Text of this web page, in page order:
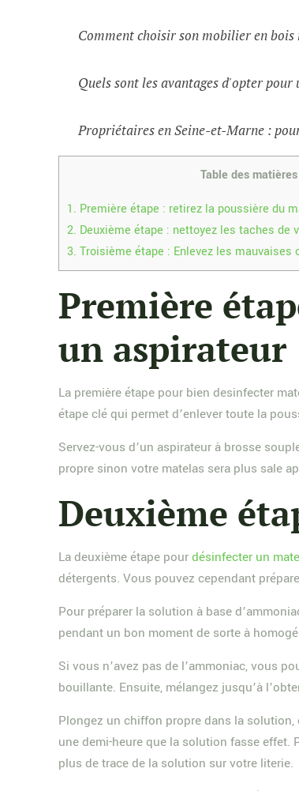
Comment choisir son mobilier en bois
Quels sont les avantages d'opter pour
Propriétaires en Seine-et-Marne :
Table des matières
1. Première étape : retirez la poussière du
2. Deuxième étape : nettoyez les taches de
3. Troisième étape : Enlevez les mauvaises
Première
un aspirateur
La première étape pour bien desinfecter
étape clé qui permet d’enlever toute la
Servez-vous d’un aspirateur à brosse
propre sinon votre matelas sera plus sale
Deuxième
La deuxième étape pourdésinfecter un
détergents. Vous pouvez cependant
Pour préparer la solution à base
pendant un bon moment de sorte à
Si vous n’avez pas de l’ammoniac, vous
bouillante. Ensuite, mélangez jusqu’à
Plongez un chiffon propre dans la
une demi-heure que la solution fasse effet.
plus de trace de la solution sur votre literie.